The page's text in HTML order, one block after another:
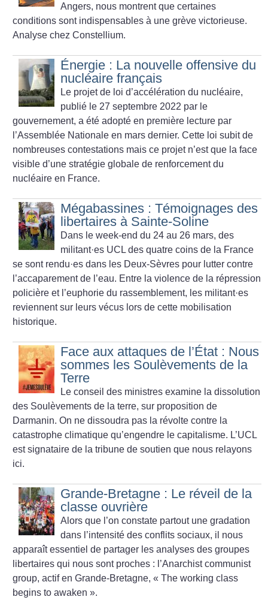
Angers, nous montrent que certaines
conditions sont indispensables à une grève victorieuse.
Analyse chez Constellium.
Énergie : La nouvelle offensive du
nucléaire français
Le projet de loi d’accélération du nucléaire,
publié le 27 septembre 2022 par le
gouvernement, a été adopté en première lecture par
l’Assemblée Nationale en mars dernier. Cette loi subit de
nombreuses contestations mais ce projet n’est que la face
visible d’une stratégie globale de renforcement du
nucléaire en France.
Mégabassines : Témoignages des
libertaires à Sainte-Soline
Dans le week-end du 24 au 26 mars, des
militant·es UCL des quatre coins de la France
se sont rendu·es dans les Deux-Sèvres pour lutter contre
l’accaparement de l’eau. Entre la violence de la répression
policière et l’euphorie du rassemblement, les militant·es
reviennent sur leurs vécus lors de cette mobilisation
historique.
Face aux attaques de l’État : Nous
sommes les Soulèvements de la
Terre
Le conseil des ministres examine la dissolution
des Soulèvements de la terre, sur proposition de
Darmanin. On ne dissoudra pas la révolte contre la
catastrophe climatique qu’engendre le capitalisme. L’UCL
est signataire de la tribune de soutien que nous relayons
ici.
Grande-Bretagne : Le réveil de la
classe ouvrière
Alors que l’on constate partout une gradation
dans l’intensité des conflits sociaux, il nous
apparaît essentiel de partager les analyses des groupes
libertaires qui nous sont proches : l’Anarchist communist
group, actif en Grande-Bretagne, « The working class
begins to awaken ».